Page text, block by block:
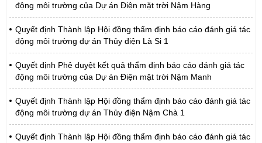
động môi trường của Dự án Điện mặt trời Nậm Hàng
Quyết định Thành lập Hội đồng thẩm định báo cáo đánh giá tác
động môi trường dự án Thủy điện Là Si 1
Quyết định Phê duyệt kết quả thẩm định báo cáo đánh giá tác
động môi trường của Dự án Điện mặt trời Nậm Manh
Quyết định Thành lập Hội đồng thẩm định báo cáo đánh giá tác
động môi trường dự án Thủy điện Nậm Chà 1
Quyết định Thành lập Hội đồng thẩm định báo cáo đánh giá tác